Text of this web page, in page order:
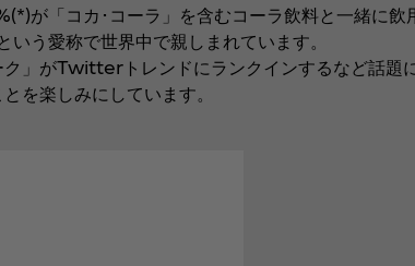
が「コカ･コーラ」を含むコーラ飲料と一緒に飲
う愛称で世界中で親しまれています。
」がTwitterトレンドにランクインするなど話題
を楽しみにしています。